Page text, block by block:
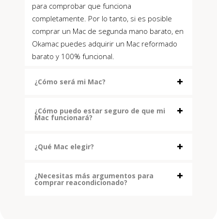
para comprobar que funciona
completamente. Por lo tanto, si es posible
comprar un Mac de segunda mano barato, en
Okamac puedes adquirir un Mac reformado
barato y 100% funcional.
¿Cómo será mi Mac?
¿Cómo puedo estar seguro de que mi
Mac funcionará?
¿Qué Mac elegir?
¿Necesitas más argumentos para
comprar reacondicionado?